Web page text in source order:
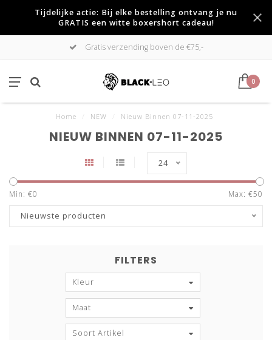
Tijdelijke actie: Bij elke bestelling ontvang je nu
GRATIS een witte boxershort cadeau!
Gratis verzending boven de €75,-
0
Home NEW Nieuw Binnen 07-11-2025
NIEUW BINNEN 07-11-2025
24
Min: €0 Max: €50
Nieuwste producten
FILTERS
Kleur
Maat
Soort Artikel